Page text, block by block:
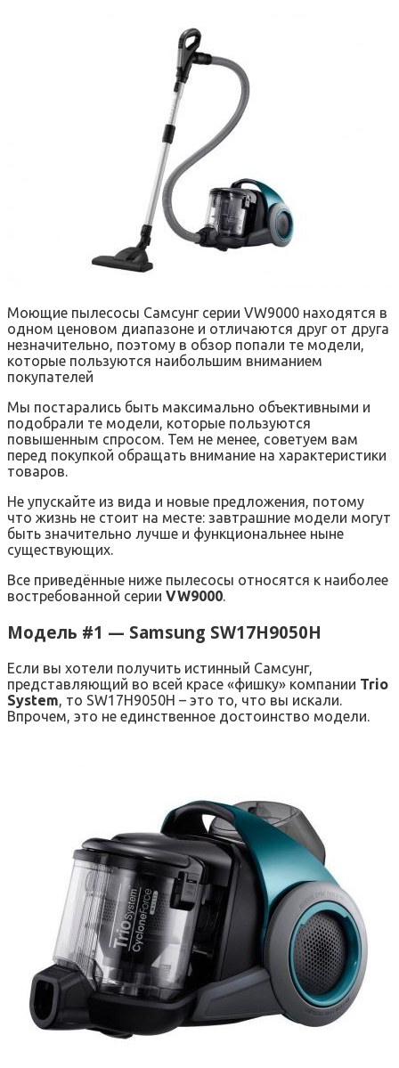
Моющие пылесосы Самсунг серии VW9000 находятся в
одном ценовом диапазоне и отличаются друг от друга
незначительно, поэтому в обзор попали те модели,
которые пользуются наибольшим вниманием
покупателей
Мы постарались быть максимально объективными и
подобрали те модели, которые пользуются
повышенным спросом. Тем не менее, советуем вам
перед покупкой обращать внимание на характеристики
товаров.
Не упускайте из вида и новые предложения, потому
что жизнь не стоит на месте: завтрашние модели могут
быть значительно лучше и функциональнее ныне
существующих.
Все приведённые ниже пылесосы относятся к наиболее
востребованной серии VW9000.
Модель #1 — Samsung SW17H9050H
Если вы хотели получить истинный Самсунг,
представляющий во всей красе «фишку» компании Trio
System , то SW17H9050H – это то, что вы искали.
Впрочем, это не единственное достоинство модели.